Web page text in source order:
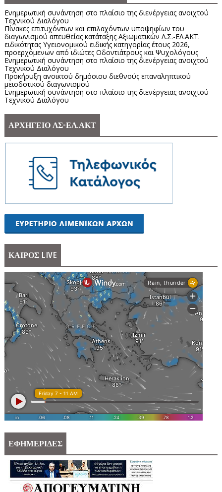
Ενημερωτική συνάντηση στο πλαίσιο της διενέργειας ανοιχτού
Τεχνικού Διαλόγου
Πίνακες επιτυχόντων και επιλαχόντων υποψηφίων του
διαγωνισμού απευθείας κατάταξης Αξιωματικών Λ.Σ.-ΕΛ.ΑΚΤ.
ειδικότητας Υγειονομικού ειδικής κατηγορίας έτους 2026,
προερχόμενων από ιδιώτες Οδοντιάτρους και Ψυχολόγους
Ενημερωτική συνάντηση στο πλαίσιο της διενέργειας ανοιχτού
Τεχνικού Διαλόγου
Προκήρυξη ανοικτού δημόσιου διεθνούς επαναληπτικού
μειοδοτικού διαγωνισμού
Ενημερωτική συνάντηση στο πλαίσιο της διενέργειας ανοιχτού
Τεχνικού Διαλόγου
ΑΡΧΗΓΕΙΟ ΛΣ-ΕΛ.ΑΚΤ
ΚΑΙΡΟΣ LIVE
ΕΦΗΜΕΡΙΔΕΣ